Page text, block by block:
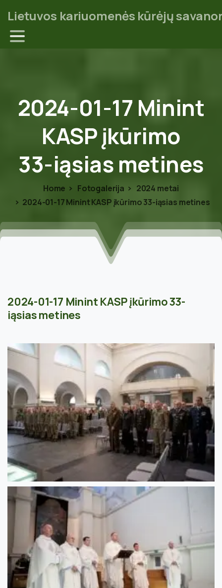
Lietuvos kariuomenės kūrėjų
2024-01-17 Minint
KASPįkūrimo
33-iąsias metines
Home Fotogalerija
2024 metai
2024-01-17 Minint KASP įkūrimo 33-iąsias metines
2024-01-17 Minint KASP įkūrimo 33-
iąsias metines